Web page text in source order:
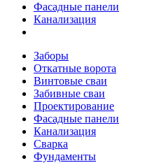
Фасадные панели
Канализация
Заборы
Откатные ворота
Винтовые сваи
Забивные сваи
Проектирование
Фасадные панели
Канализация
Сварка
Фундаменты